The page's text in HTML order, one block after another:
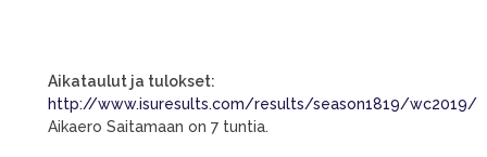
Aikataulut ja tulokset:
http://www.isuresults.com/results/season1819/wc2019/
Aikaero Saitamaan on 7 tuntia.